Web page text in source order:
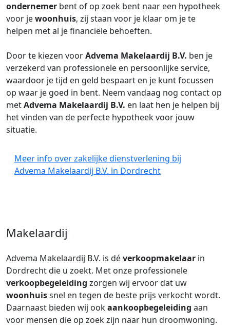
ondernemer bent of op zoek bent naar een hypotheek
voor jewoonhuis, zij staan voor je klaar om je te
helpen met al je financiële behoeften.
Door te kiezen voorAdvema Makelaardij B.V. ben je
verzekerd van professionele en persoonlijke service,
waardoor je tijd en geld bespaart en je kunt focussen
op waar je goed in bent. Neem vandaag nog contact op
metAdvema Makelaardij B.V. en laat hen je helpen bij
het vinden van de perfecte hypotheek voor jouw
situatie.
Meer info over zakelijke dienstverlening bij
Advema Makelaardij B.V. in Dordrecht
Makelaardij
Advema Makelaardij B.V. is déverkoopmakelaar in
Dordrecht die u zoekt. Met onze professionele
verkoopbegeleiding zorgen wij ervoor dat uw
woonhuissnel en tegen de beste prijs verkocht wordt.
Daarnaast bieden wij ookaankoopbegeleiding aan
voor mensen die op zoek zijn naar hun droomwoning.